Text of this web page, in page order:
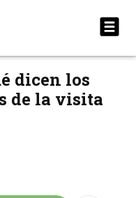
dicen los
de la visita